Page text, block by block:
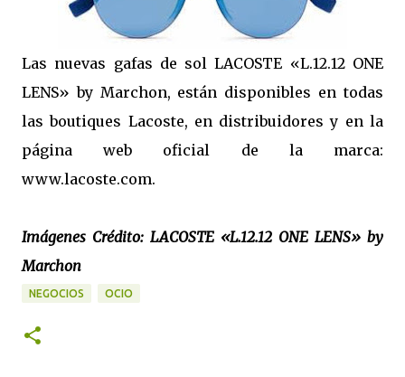
Las nuevas gafas de sol LACOSTE «L.12.12 ONE
LENS» by Marchon, están disponibles en todas
las boutiques Lacoste, en distribuidores y en la
página web oficial de la marca:
www.lacoste.com.
Imágenes Crédito: LACOSTE «L.12.12 ONE LENS» by
Marchon
NEGOCIOS OCIO